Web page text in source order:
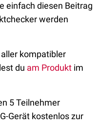
einfach diesen Beitrag
werden
kompatibler
du am Produkt im
5 Teilnehmer
Gerät kostenlos zur